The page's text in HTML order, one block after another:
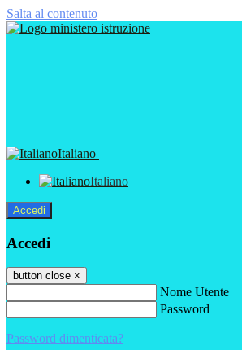
Salta al contenuto
Italiano
Italiano
Accedi
Accedi
button close ×
Nome Utente
Password
Password dimenticata?